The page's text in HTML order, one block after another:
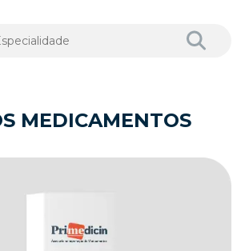
MEDICAMENTOS